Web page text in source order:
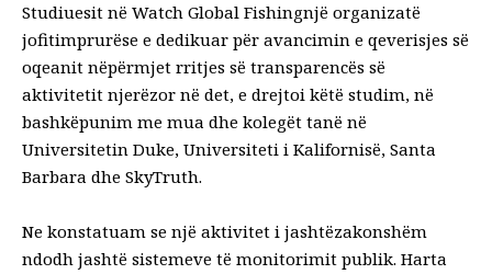
Studiuesit në Watch Global Fishingnjë organizatë
jofitimprurëse e dedikuar për avancimin e qeverisjes së
oqeanit nëpërmjet rritjes së transparencës së
aktivitetit njerëzor në det, e drejtoi këtë studim, në
bashkëpunim me mua dhe kolegët tanë në
Universitetin Duke, Universiteti i Kalifornisë, Santa
Barbara dhe SkyTruth.
Ne konstatuam se një aktivitet i jashtëzakonshëm
ndodh jashtë sistemeve të monitorimit publik. Harta